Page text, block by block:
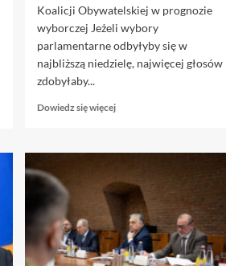
Koalicji Obywatelskiej w prognozie
wyborczej Jeżeli wybory
parlamentarne odbyłyby się w
najbliższą niedzielę, najwięcej głosów
zdobyłaby...
Dowiedz się więcejDowiedz
o
przejmie
władzę
Polsce?
Wyborcze
prognozy